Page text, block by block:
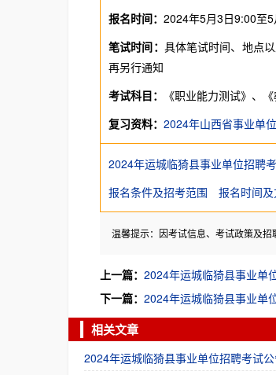
报名时间： 2024年5月3日9:00至
笔试时间： 具体笔试时间、地点
再另行通知
考试科目：
《职业能力测试》、
复习资料： 2024年山西省事业单
2024年运城临猗县事业单位招聘
报名条件及招考范围
报名时间
温馨提示：因考试信息、考试政策及
上一篇： 2024年运城临猗县事业单
下一篇： 2024年运城临猗县事业单
相关文章
2024年运城临猗县事业单位招聘考试公